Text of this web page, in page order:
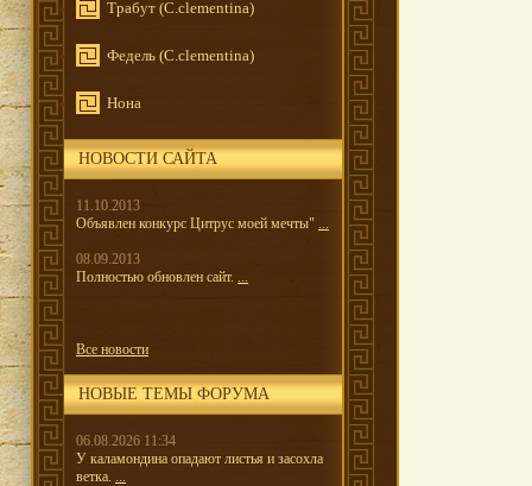
Трабут (C.clementina)
Федель (C.clementina)
Нона
НОВОСТИ САЙТА
11.10.2013
Объявлен конкурс Цитрус моей мечты" ...
08.09.2013
Полностью обновлен сайт. ...
Все новости
НОВЫЕ ТЕМЫ ФОРУМА
06.08.2026 11:34
У каламондина опадают листья и засохла
ветка. ...